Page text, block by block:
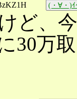
(・∀・)
ど、
30万